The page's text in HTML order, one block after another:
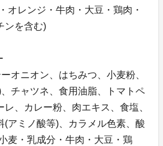
オレンジ・牛肉・大豆・鶏肉・
ンを含む)
オニオン、はちみつ、小麦粉、
チャツネ、食用油脂、トマトペ
、カレー粉、肉エキス、食塩、
(アミノ酸等)、カラメル色素、酸
麦・乳成分・牛肉・大豆・鶏